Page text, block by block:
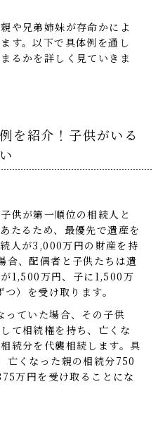
や兄弟姉妹が存命かによ
す。以下で具体例を通し
るかを詳しく見ていきま
を紹介！子供がいる
供が第一順位の相続人と
たるため、最優先で遺産を
人が3,000万円の財産を持
合、配偶者と子供たちは遺
1,500万円、子に1,500万
）を受け取ります。
っていた場合、その子供
て相続権を持ち、亡くな
続分を代襲相続します。具
亡くなった親の相続分750
万円を受け取ることにな